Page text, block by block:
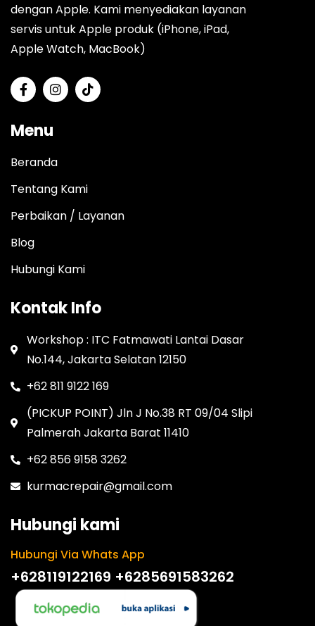
dengan Apple. Kami menyediakan layanan
servis untuk Apple produk (iPhone, iPad,
Apple Watch, MacBook)
Menu
Beranda
Tentang Kami
Perbaikan / Layanan
Blog
Hubungi Kami
Kontak Info
Workshop : ITC Fatmawati Lantai Dasar
No.144, Jakarta Selatan 12150
+62 811 9122 169
(PICKUP POINT) Jln J No.38 RT 09/04 Slipi
Palmerah Jakarta Barat 11410
+62 856 9158 3262
kurmacrepair@gmail.com
Hubungi kami
Hubungi Via Whats App
+628119122169 +6285691583262